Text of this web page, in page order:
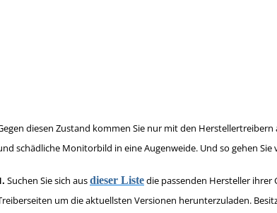
diesen Zustand kommen Sie nur mit den
schädliche Monitorbild in eine Augenweide. Und so gehen Sie
Suchen Sie sich ausdieser Listedie passenden Hersteller ihrer
um die aktuellsten Versionen herunterzuladen.